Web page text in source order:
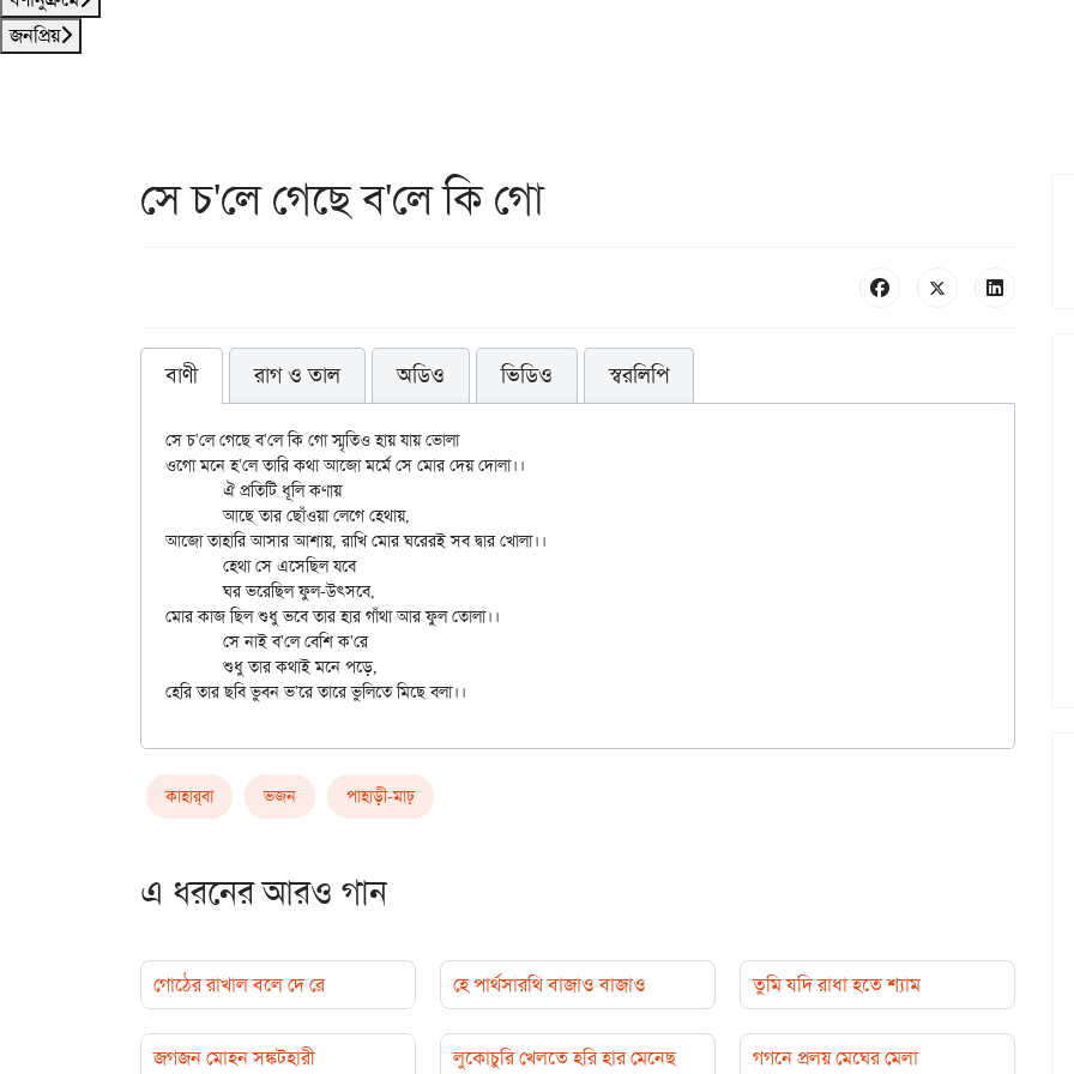
জনপ্রিয়
সে চ'লে গেছে ব'লে কি গো
বাণী রাগ ও তাল অডিও ভিডিও স্বরলিপি
সে চ'লে গেছে ব'লে কি গো স্মৃতিও হায় যায় ভোলা
ওগো মনে হ'লে তারি কথা আজো মর্মে সে মোর দেয় দোলা।।
	আছে তার ছোঁওয়া লেগে হেথায়,
আজো তাহারি আসার আশায়, রাখি মোর ঘরেরই সব দ্বার খোলা।।
	ঘর ভরেছিল ফুল-উৎসবে,
মোর কাজ ছিল শুধু ভবে তার হার গাঁথা আর ফুল তোলা।।
কাহার্‌বা ভজন পাহাড়ী-মাঢ়
এ ধরনের আরও গান
গোঠের রাখাল বলে দে রে হে পার্থসারথি বাজাও বাজাও তুমি যদি রাধা হতে শ্যাম
জগজন মোহন সঙ্কটহারী লুকোচুরি খেলতে হরি হার মেনেছ গগনে প্রলয় মেঘের মেলা